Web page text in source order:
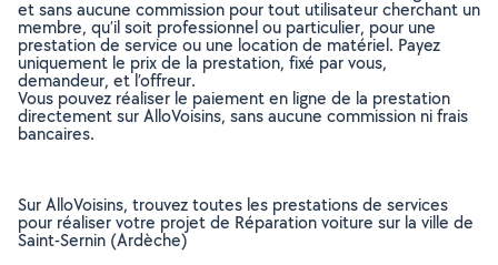
et sans aucune commission pour tout utilisateur cherchant un
membre, qu’il soit professionnel ou particulier, pour une
prestation de service ou une location de matériel. Payez
uniquement le prix de la prestation, fixé par vous,
demandeur, et l’offreur.
Vous pouvez réaliser le paiement en ligne de la prestation
directement sur AlloVoisins, sans aucune commission ni frais
bancaires.
Sur AlloVoisins, trouvez toutes les prestations de services
pour réaliser votre projet de Réparation voiture sur la ville de
Saint-Sernin (Ardèche)